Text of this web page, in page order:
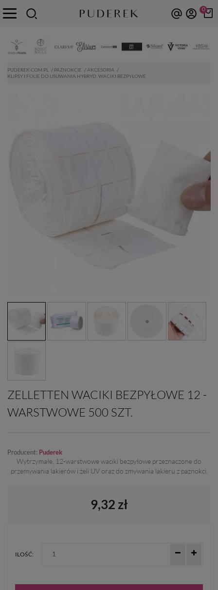
0
PUDEREK.COM.PL PAZNOKCIE
AKCESORIA
KLIPSY I FOLIE DO USUWANIA HYBRYD, WACIKI BEZPYŁOWE
ZELLETTEN WACIKI BEZPYŁOWE 12 -
WARSTWOWE 500 SZT.
Producent: Puderek
Wytrzymałe, 12-warstwowe waciki bezpyłowe przeznaczone do
przemywania lakierów i żeli UV oraz do zmywania lakieru z paznokci.
9,32 zł
ILOŚĆ: